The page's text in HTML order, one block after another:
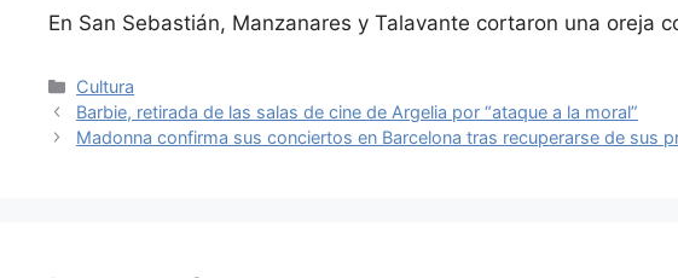
En San Sebastián, Manzanares y Talavante cortaron una oreja
Categories
Cultura
Barbie, retirada de las salas de cine de Argelia por “ataque a la moral”
Madonna confirma sus conciertos en Barcelona tras recuperarse de sus